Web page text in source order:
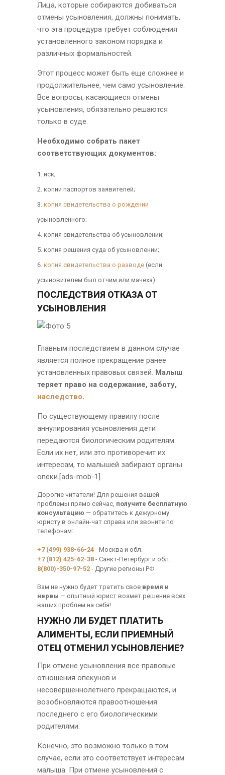
Лица, которые собираются добиваться
отмены усыновления, должны понимать,
что эта процедура требует соблюдения
установленного законом порядка и
различных формальностей.
Этот процесс может быть еще сложнее и
продолжительнее, чем само усыновление.
Все вопросы, касающиеся отмены
усыновления, обязательно решаются
только в суде.
Необходимо собрать пакет
соответствующих документов:
иск;
копии паспортов заявителей;
копия свидетельства о рождении
усыновленного;
копия свидетельства об усыновлении;
копия решения суда об усыновлении;
копия свидетельства о разводе (если
усыновителем был отчим или мачеха).
ПОСЛЕДСТВИЯ ОТКАЗА ОТ
УСЫНОВЛЕНИЯ
Главным последствием в данном случае
является полное прекращение ранее
установленных правовых связей. Малыш
теряет право на содержание, заботу,
наследство.
По существующему правилу после
аннулирования усыновления дети
передаются биологическим родителям.
Если их нет, или это противоречит их
интересам, то малышей забирают органы
опеки.[ads-mob-1]
Дорогие читатели! Для решения вашей
проблемы прямо сейчас, получите бесплатную
консультацию — обратитесь к дежурному
юристу в онлайн-чат справа или звоните по
телефонам:
+7 (499) 938-66-24 - Москва и обл.
+7 (812) 425-62-38 - Санкт-Петербург и обл.
8(800)-350-97-52 - Другие регионы РФ
Вам не нужно будет тратить свое время и
нервы — опытный юрист возмет решение всех
ваших проблем на себя!
НУЖНО ЛИ БУДЕТ ПЛАТИТЬ
АЛИМЕНТЫ, ЕСЛИ ПРИЕМНЫЙ
ОТЕЦ ОТМЕНИЛ УСЫНОВЛЕНИЕ?
При отмене усыновления все правовые
отношения опекунов и
несовершеннолетнего прекращаются, и
возобновляются правоотношения
последнего с его биологическими
родителями.
Конечно, это возможно только в том
случае, если это соответствует интересам
малыша. При отмене усыновления с